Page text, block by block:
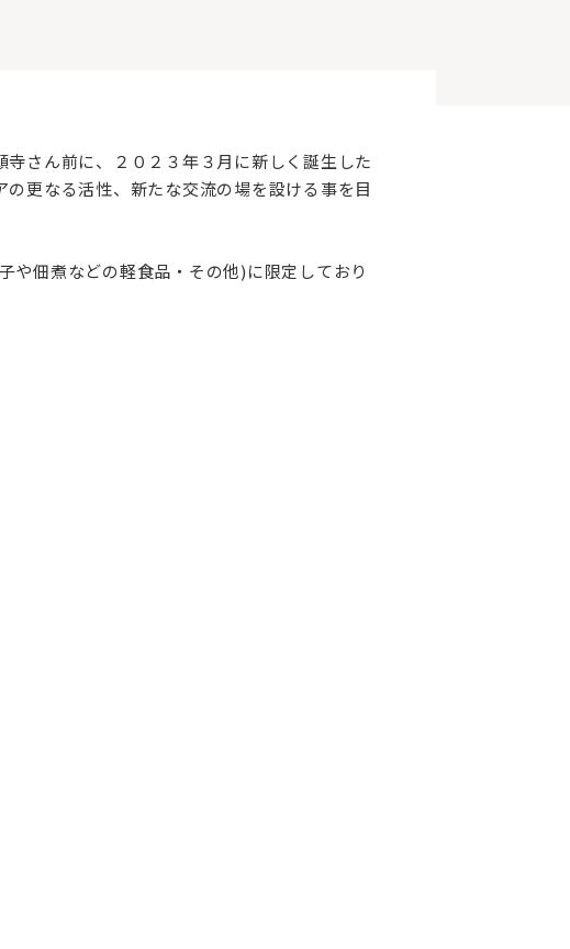
さん前に、２０２３年３月に新しく誕生した
更なる活性、新たな交流の場を設ける事を目
佃煮などの軽食品・その他)に限定しており